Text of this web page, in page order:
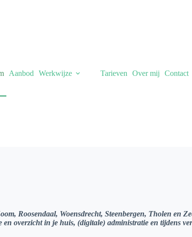
Aanbod Werkwijze Tarieven Over mij Contact
Roosendaal, Woensdrecht, Steenbergen, Tholen en
overzicht in je huis, (digitale) administratie en tijdens